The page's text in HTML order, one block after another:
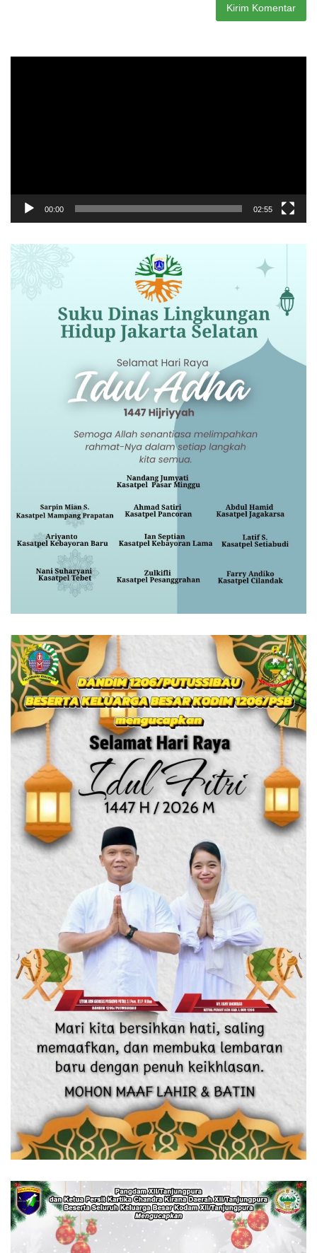
00:00 02:55